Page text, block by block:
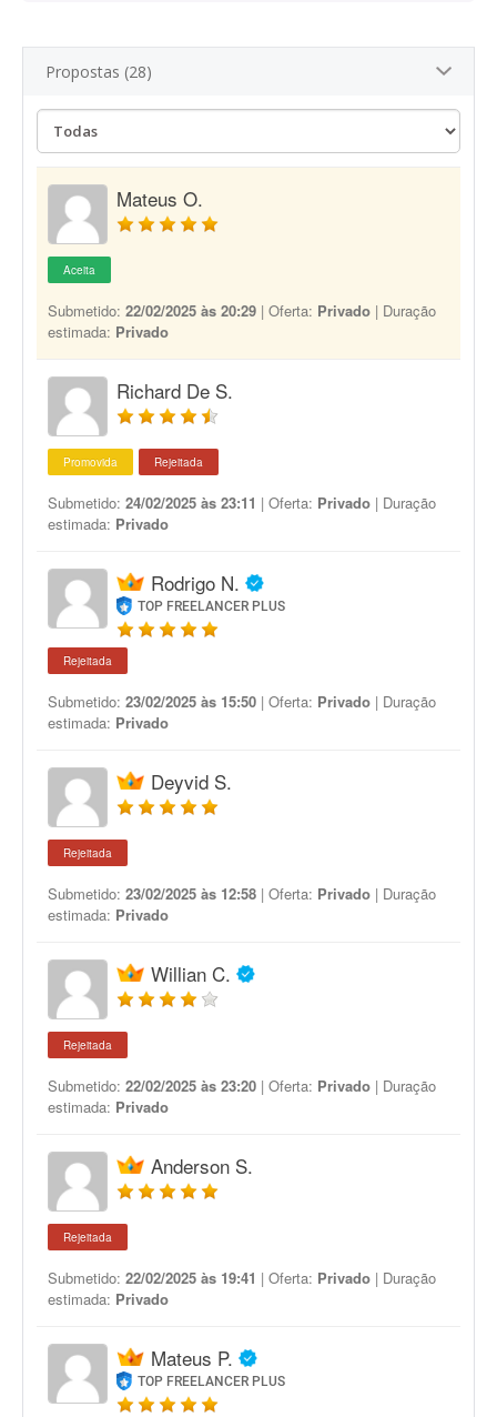
Propostas (28)
Mateus O.
Aceita
Submetido: 22/02/2025 às 20:29 | Oferta: Privado | Duração
estimada: Privado
Richard De S.
Promovida Rejeitada
Submetido: 24/02/2025 às 23:11 | Oferta: Privado | Duração
estimada: Privado
Rodrigo N.
TOP FREELANCER PLUS
Rejeitada
Submetido: 23/02/2025 às 15:50 | Oferta: Privado | Duração
estimada: Privado
Deyvid S.
Rejeitada
Submetido: 23/02/2025 às 12:58 | Oferta: Privado | Duração
estimada: Privado
Willian C.
Rejeitada
Submetido: 22/02/2025 às 23:20 | Oferta: Privado | Duração
estimada: Privado
Anderson S.
Rejeitada
Submetido: 22/02/2025 às 19:41 | Oferta: Privado | Duração
estimada: Privado
Mateus P.
TOP FREELANCER PLUS